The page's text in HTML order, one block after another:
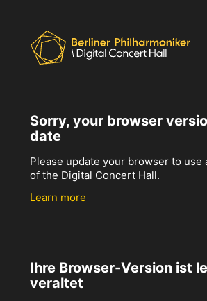
Sorry, your browser
date
Please update your browser to use
of the Digital Concert Hall.
Learn more
Ihre Browser-Version ist
veraltet